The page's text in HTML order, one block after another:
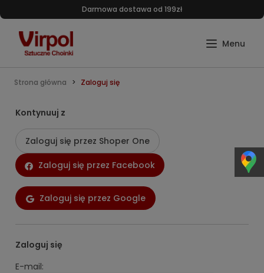
Darmowa dostawa od 199zł
Strona główna Zaloguj się
Kontynuuj z
Zaloguj się przez Shoper One
Zaloguj się przez Facebook
Zaloguj się przez Google
Zaloguj się
E-mail: